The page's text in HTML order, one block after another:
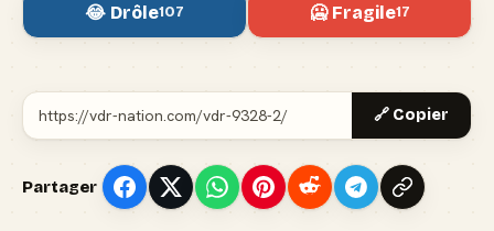
😂 Drôle107 🥶 Fragile17
🔗 Copier
Partager